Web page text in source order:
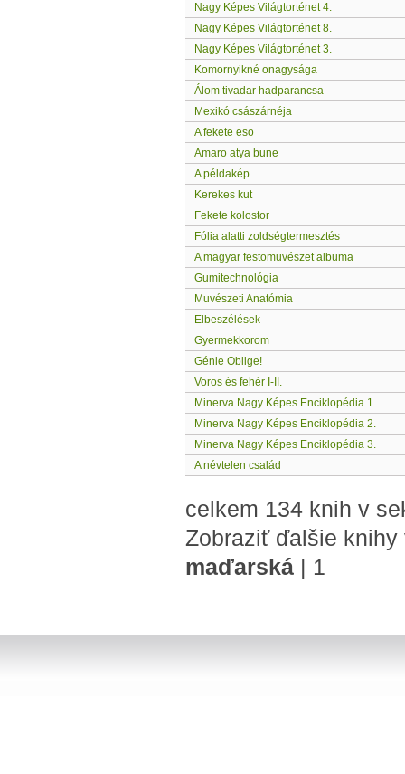
Nagy Képes Világtorténet 4.
Nagy Képes Világtorténet 8.
Nagy Képes Világtorténet 3.
Komornyikné onagysága
Álom tivadar hadparancsa
Mexikó császárnéja
A fekete eso
Amaro atya bune
A példakép
Kerekes kut
Fekete kolostor
Fólia alatti zoldségtermesztés
A magyar festomuvészet albuma
Gumitechnológia
Muvészeti Anatómia
Elbeszélések
Gyermekkorom
Génie Oblige!
Voros és fehér I-II.
Minerva Nagy Képes Enciklopédia 1.
Minerva Nagy Képes Enciklopédia 2.
Minerva Nagy Képes Enciklopédia 3.
A névtelen család
celkem 134 knih v
Zobraziť ďalšie
maďarská | 1